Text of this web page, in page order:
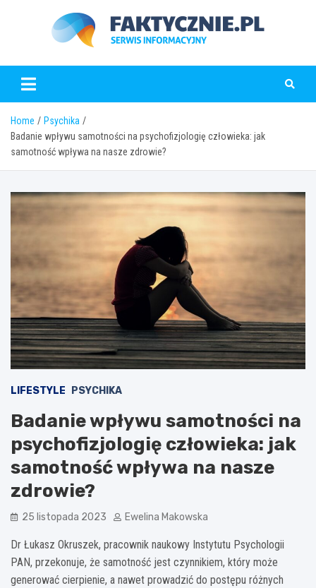
faktycznie.pl
Home
Psychika
Badanie wpływu samotności na psychofizjologię człowieka: jak
samotność wpływa na nasze zdrowie?
LIFESTYLE PSYCHIKA
Badanie wpływu samotności na
psychofizjologię człowieka: jak
samotność wpływa na nasze
zdrowie?
25 listopada 2023 Ewelina Makowska
Dr Łukasz Okruszek, pracownik naukowy Instytutu Psychologii
PAN, przekonuje, że samotność jest czynnikiem, który może
generować cierpienie, a nawet prowadzić do postępu różnych